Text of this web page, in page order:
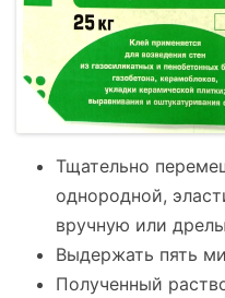
Тщательно
однородной,
вручную или
Выдержать пять
Полученный